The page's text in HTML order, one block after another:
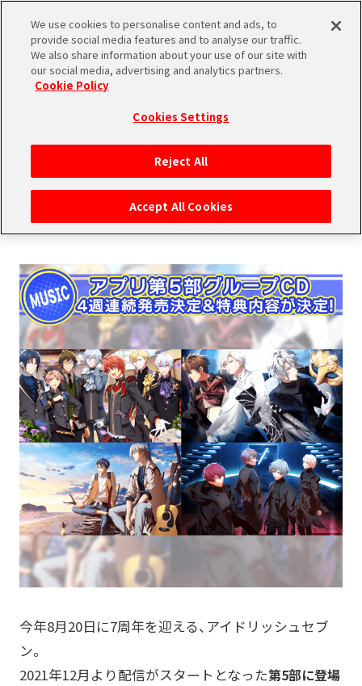
2022.03.07
MUSIC
第5部グループCD 4週連続発売決定！
今年8月20日に7周年を迎える、アイドリッシュセブ
ン。
2021年12月より配信がスタートとなった第5部に登場
We use cookies to personalise content and ads, to
provide social media features and to analyse our traffic.
We also share information about your use of our site with
our social media, advertising and analytics partners.
Cookie Policy
Cookies Settings
Reject All
Accept All Cookies